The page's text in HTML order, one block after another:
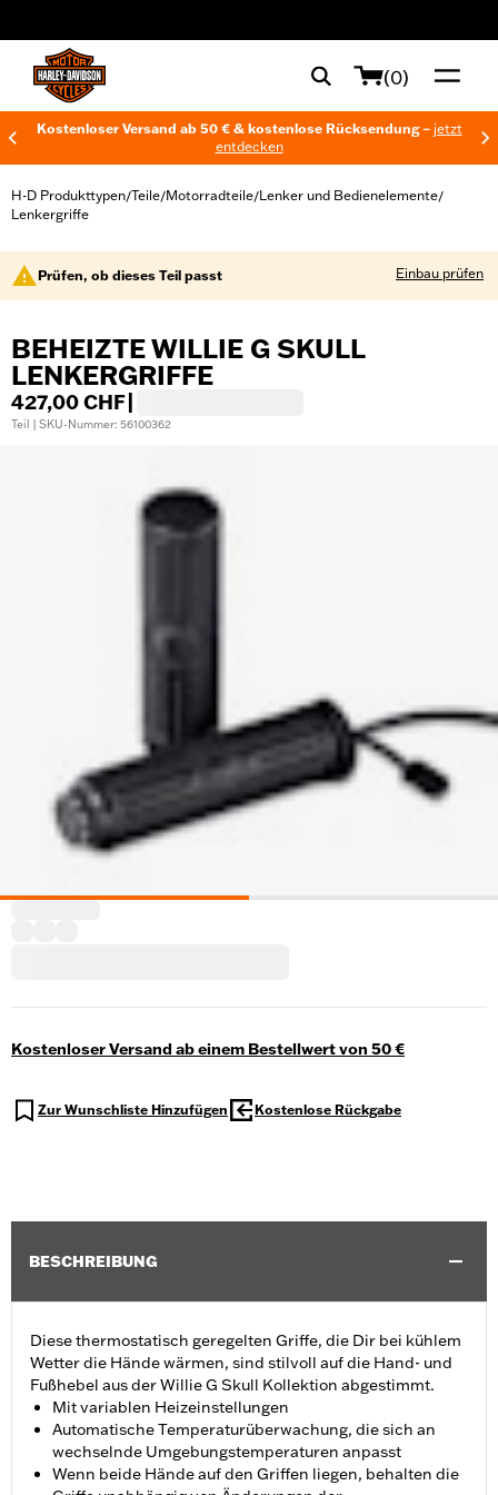
(0)
Kostenloser Versand ab 50 € & kostenlose Rücksendung – jetzt
entdecken
H-D Produkttypen/Teile/Motorradteile/Lenker und Bedienelemente/
Lenkergriffe
Prüfen, ob dieses Teil passt Einbau prüfen
BEHEIZTE WILLIE G SKULL
LENKERGRIFFE
427,00 CHF
Teil | SKU-Nummer: 56100362
Kostenloser Versand ab einem Bestellwert von 50 €
Zur Wunschliste Hinzufügen Kostenlose Rückgabe
BESCHREIBUNG
Diese thermostatisch geregelten Griffe, die Dir bei kühlem
Wetter die Hände wärmen, sind stilvoll auf die Hand- und
Fußhebel aus der Willie G Skull Kollektion abgestimmt.
Mit variablen Heizeinstellungen
Automatische Temperaturüberwachung, die sich an
wechselnde Umgebungstemperaturen anpasst
Wenn beide Hände auf den Griffen liegen, behalten die